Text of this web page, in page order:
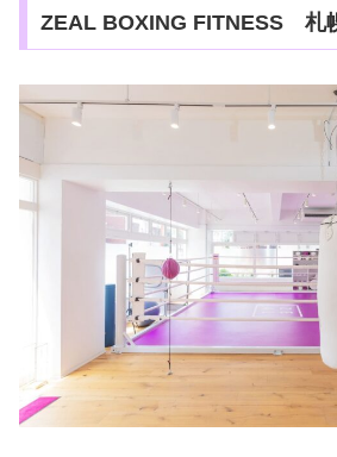
ZEAL BOXING FITNESS 札